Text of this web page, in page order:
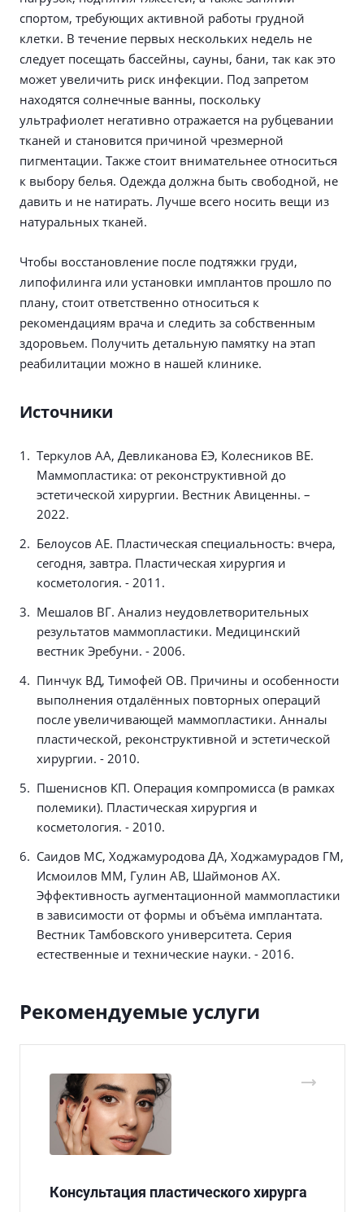
спортом, требующих активной работы грудной
клетки. В течение первых нескольких недель не
следует посещать бассейны, сауны, бани, так как это
может увеличить риск инфекции. Под запретом
находятся солнечные ванны, поскольку
ультрафиолет негативно отражается на рубцевании
тканей и становится причиной чрезмерной
пигментации. Также стоит внимательнее относиться
к выбору белья. Одежда должна быть свободной, не
давить и не натирать. Лучше всего носить вещи из
натуральных тканей.
Чтобы восстановление после подтяжки груди,
липофилинга или установки имплантов прошло по
плану, стоит ответственно относиться к
рекомендациям врача и следить за собственным
здоровьем. Получить детальную памятку на этап
реабилитации можно в нашей клинике.
Источники
Теркулов АА, Девликанова ЕЭ, Колесников ВЕ.
Маммопластика: от реконструктивной до
эстетической хирургии. Вестник Авиценны. –
2022.
Белоусов АЕ. Пластическая специальность: вчера,
сегодня, завтра. Пластическая хирургия и
косметология. - 2011.
Мешалов ВГ. Анализ неудовлетворительных
результатов маммопластики. Медицинский
вестник Эребуни. - 2006.
Пинчук ВД, Тимофей ОВ. Причины и особенности
выполнения отдалённых повторных операций
после увеличивающей маммопластики. Анналы
пластической, реконструктивной и эстетической
хирургии. - 2010.
Пшениснов КП. Операция компромисса (в рамках
полемики). Пластическая хирургия и
косметология. - 2010.
Саидов МС, Ходжамуродова ДА, Ходжамурадов ГМ,
Исмоилов ММ, Гулин АВ, Шаймонов АХ.
Эффективность аугментационной маммопластики
в зависимости от формы и объёма имплантата.
Вестник Тамбовского университета. Серия
естественные и технические науки. - 2016.
Рекомендуемые услуги
Консультация пластического хирурга